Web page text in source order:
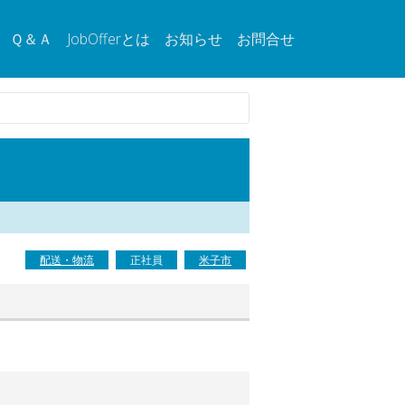
Ｑ＆Ａ JobOfferとは お知らせ お問合せ
配送・物流 正社員 米子市